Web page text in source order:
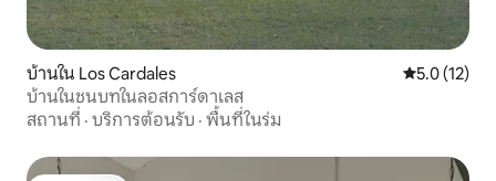
บ้านใน Los Cardales คะแนนเฉลี่ย
5.0 (12)
บ้านในชนบทในลอสการ์ดาเลส
สถานที่ · บริการต้อนรับ · พื้นที่ในร่ม